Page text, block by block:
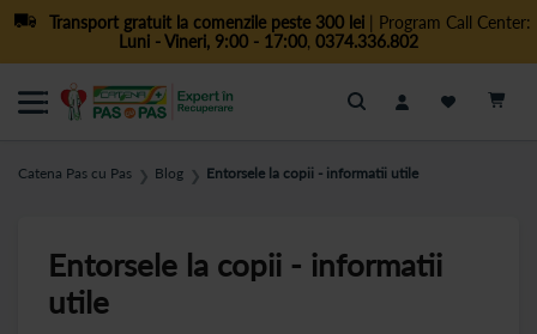
Transport gratuit la comenzile peste 300 lei| Program Call Center:
Luni - Vineri, 9:00 - 17:00, 0374.336.802
Cautare
Catena Pas cu Pas ❯ Blog ❯ Entorsele la copii - informatii utile
Entorsele la copii - informatii
utile